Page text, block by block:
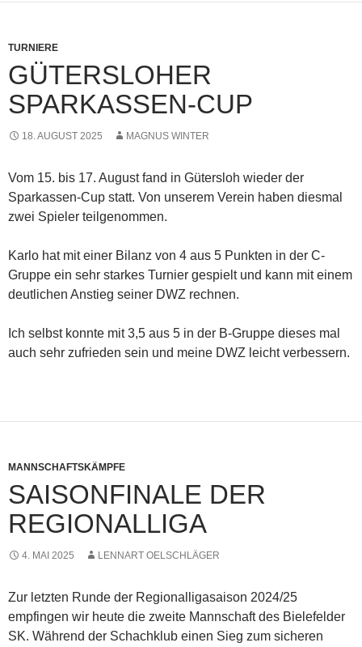
TURNIERE
GÜTERSLOHER
SPARKASSEN-CUP
18. AUGUST 2025 MAGNUS WINTER
Vom 15. bis 17. August fand in Gütersloh wieder der
Sparkassen-Cup statt. Von unserem Verein haben diesmal
zwei Spieler teilgenommen.
Karlo hat mit einer Bilanz von 4 aus 5 Punkten in der C-
Gruppe ein sehr starkes Turnier gespielt und kann mit einem
deutlichen Anstieg seiner DWZ rechnen.
Ich selbst konnte mit 3,5 aus 5 in der B-Gruppe dieses mal
auch sehr zufrieden sein und meine DWZ leicht verbessern.
MANNSCHAFTSKÄMPFE
SAISONFINALE DER
REGIONALLIGA
4. MAI 2025 LENNART OELSCHLÄGER
Zur letzten Runde der Regionalligasaison 2024/25
empfingen wir heute die zweite Mannschaft des Bielefelder
SK. Während der Schachklub einen Sieg zum sicheren